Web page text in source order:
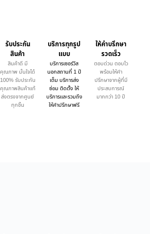
รับประกัน
สินค้า
สินค้าดี มี
คุณภาพ มั่นใจได้
100% รับประกัน
คุณภาพสินค้าแท้
ส่งตรงจากศูนย์
ทุกชิ้น
บริการทุกรูป
แบบ
บริการเซอร์วิส
นอกสถานที่ 1 ปี
เต็ม บริการส่ง
ซ่อม ติดตั้ง ให้
บริการและรวมถึง
ให้คำปรึกษาฟรี
ให้คำบรึกษา
รวดเร็ว
ตอบด่วน ตอบไว
พร้อมให้คำ
ปรึกษาจากผู้ที่มี
ประสบการณ์
มากกว่า 10 ปี